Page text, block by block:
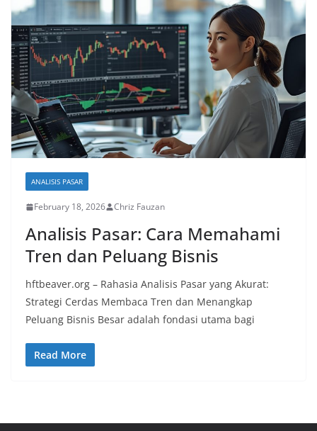
ANALISIS PASAR
February 18, 2026 Chriz Fauzan
Analisis Pasar: Cara Memahami
Tren dan Peluang Bisnis
hftbeaver.org – Rahasia Analisis Pasar yang Akurat:
Strategi Cerdas Membaca Tren dan Menangkap
Peluang Bisnis Besar adalah fondasi utama bagi
Read More